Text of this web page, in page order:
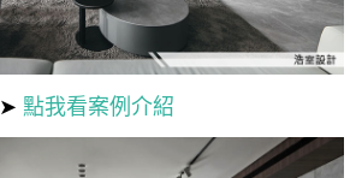
➤ 點我看案例介紹